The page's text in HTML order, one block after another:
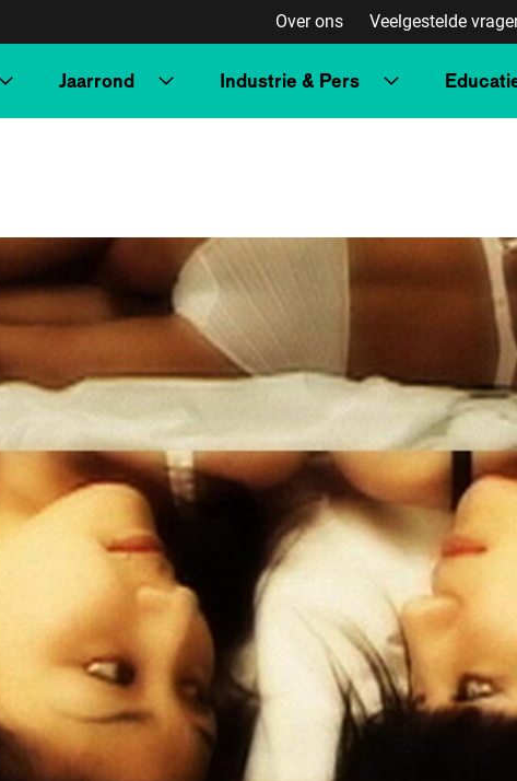
Over ons Veelgestelde
Jaarrond Industrie & Pers